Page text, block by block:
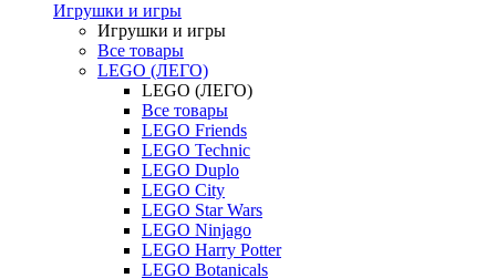
Игрушки и игры
Игрушки и игры
Все товары
LEGO (ЛЕГО)
LEGO (ЛЕГО)
Все товары
LEGO Friends
LEGO Technic
LEGO Duplo
LEGO City
LEGO Star Wars
LEGO Ninjago
LEGO Harry Potter
LEGO Botanicals